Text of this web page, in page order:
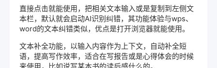
直接点击就能使用，把相关文本输入或是复制到左侧文
本栏，默认就会启动AI识别纠错，其功能体验与wps、
word的文本纠错类似，优点是打开浏览器就能使用。
文本补全功能，以输入内容作为上下文，自动补全短
语，提高写作效率，适合在写报告或是心得体会的时候